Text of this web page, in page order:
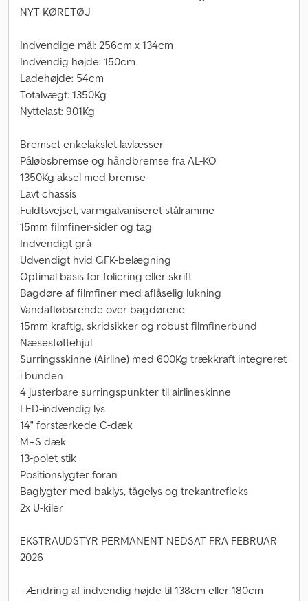
NYT KØRETØJ
Indvendige mål: 256cm x 134cm
Indvendig højde: 150cm
Ladehøjde: 54cm
Totalvægt: 1350Kg
Nyttelast: 901Kg
Bremset enkelakslet lavlæsser
Påløbsbremse og håndbremse fra AL-KO
1350Kg aksel med bremse
Lavt chassis
Fuldtsvejset, varmgalvaniseret stålramme
15mm filmfiner-sider og tag
Indvendigt grå
Udvendigt hvid GFK-belægning
Optimal basis for foliering eller skrift
Bagdøre af filmfiner med aflåselig lukning
Vandafløbsrende over bagdørene
15mm kraftig, skridsikker og robust filmfinerbund
Næsestøttehjul
Surringsskinne (Airline) med 600Kg trækkraft integreret
i bunden
4 justerbare surringspunkter til airlineskinne
LED-indvendig lys
14" forstærkede C-dæk
M+S dæk
13-polet stik
Positionslygter foran
Baglygter med baklys, tågelys og trekantrefleks
2x U-kiler
EKSTRAUDSTYR PERMANENT NEDSAT FRA FEBRUAR
2026
- Ændring af indvendig højde til 138cm eller 180cm